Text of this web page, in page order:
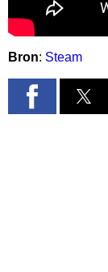
Bron: Steam